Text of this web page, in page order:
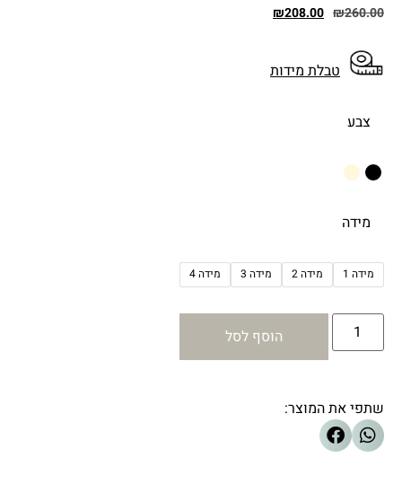
₪260.00
₪208.00
טבלת מידות
צבע
מידה
מידה 1 מידה 2 מידה 3 מידה 4
הוסף לסל
שתפי את המוצר: